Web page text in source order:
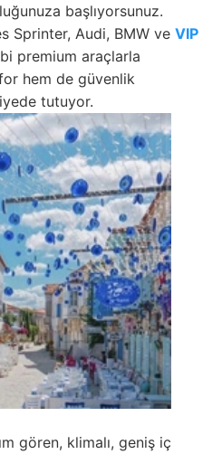
başlıyorsunuz.
Sprinter, Audi, BMW ve VIP
premium araçlarla
hem de güvenlik
tutuyor.
gören, klimalı, geniş iç